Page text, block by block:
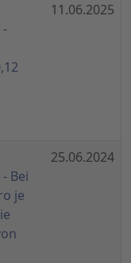
-
11.06.2025
- Bei
je
25.06.2024